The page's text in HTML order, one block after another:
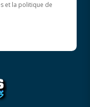
et la politique de